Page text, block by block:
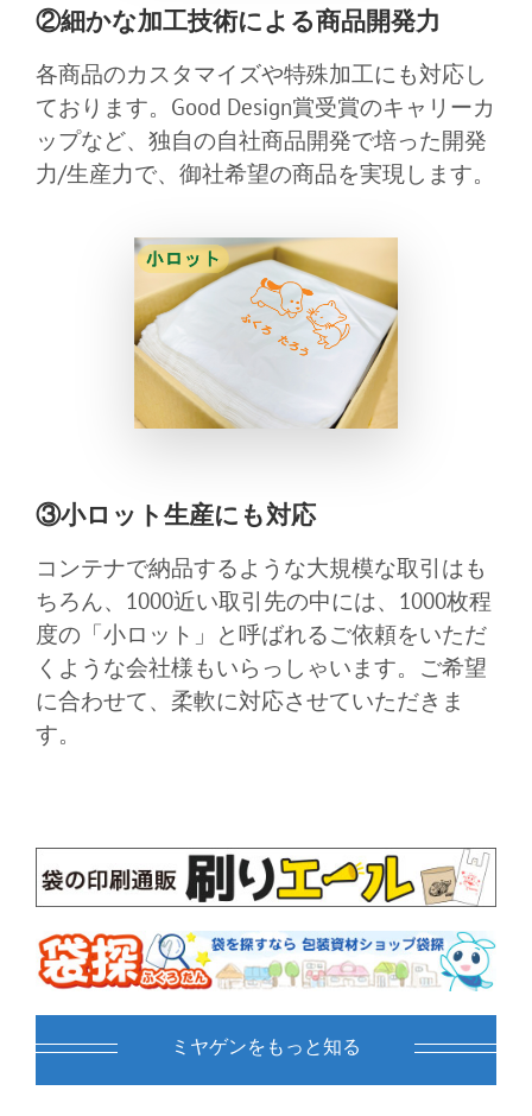
②細かな加工技術による商品開発力
各商品のカスタマイズや特殊加工にも対応し
ております。Good Design賞受賞のキャリーカ
ップなど、独自の自社商品開発で培った開発
力/生産力で、御社希望の商品を実現します。
③小ロット生産にも対応
コンテナで納品するような大規模な取引はも
ちろん、1000近い取引先の中には、1000枚程
度の「小ロット」と呼ばれるご依頼をいただ
くような会社様もいらっしゃいます。ご希望
に合わせて、柔軟に対応させていただきま
す。
ミヤゲンをもっと知る